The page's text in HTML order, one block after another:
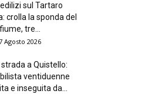
sul Tartaro
crolla la sponda del
fiume, tre...
Agosto 2026
strada a Quistello:
ventiduenne
e inseguita da...